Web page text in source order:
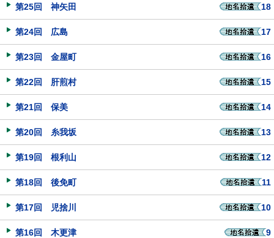
第25回 神矢田 18
第24回 広島 17
第23回 金屋町 16
第22回 肝煎村 15
第21回 保美 14
第20回 糸我坂 13
第19回 根利山 12
第18回 後免町 11
第17回 児捨川 10
第16回 木更津 9